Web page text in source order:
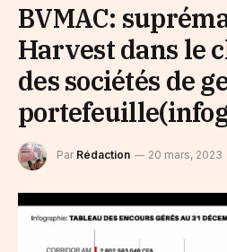
BVMAC:
Harvest dans le
des sociétés de
Par Rédaction 20 mars, 2023